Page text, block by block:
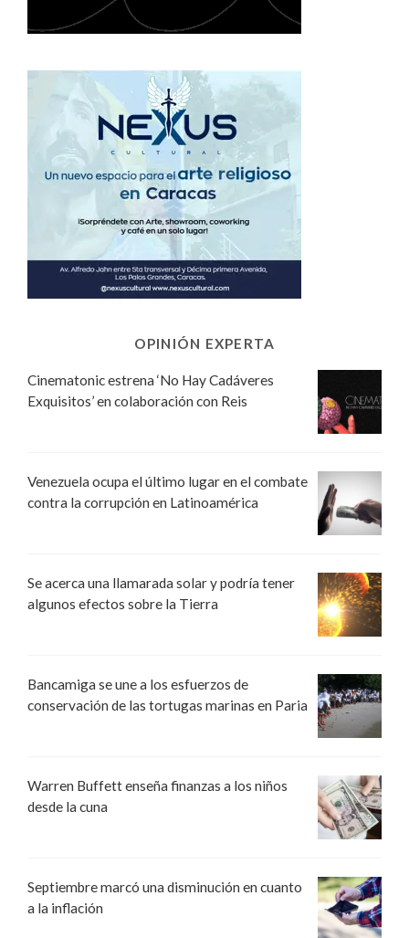
OPINIÓN EXPERTA
Cinematonic estrena ‘No Hay Cadáveres
Exquisitos’ en colaboración con Reis
Venezuela ocupa el último lugar en el combate
contra la corrupción en Latinoamérica
Se acerca una llamarada solar y podría tener
algunos efectos sobre la Tierra
Bancamiga se une a los esfuerzos de
conservación de las tortugas marinas en Paria
Warren Buffett enseña finanzas a los niños
desde la cuna
Septiembre marcó una disminución en cuanto
a la inflación